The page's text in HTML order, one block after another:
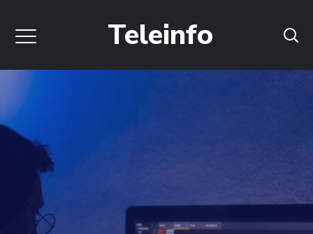
Teleinfo